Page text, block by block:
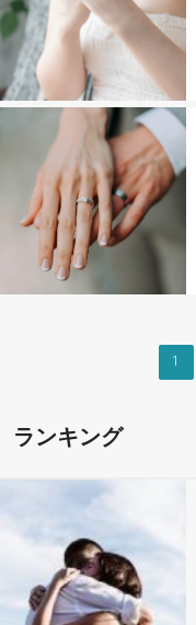
1
ランキング